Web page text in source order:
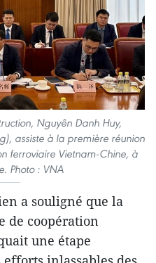
Nguyên Danh Huy,
assiste à la première réunion
ferroviaire Vietnam-Chine, à
Photo : VNA
a souligné que la
de coopération
une étape